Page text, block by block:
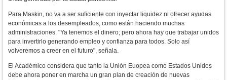
Para Maskin, no va a ser suficiente con inyectar liquidez ni ofrecer ayudas
económicas a los desempleados, como están haciendo muchas
administraciones. "Ya tenemos el dinero; pero ahora hay que trabajar unidos
para invertirlo generando empleo y confianza para todos. Solo así
volveremos a creer en el futuro", señala.
El Académico considera que tanto la Unión Euopea como Estados Unidos
debe ahora poner en marcha un gran plan de creación de nuevas